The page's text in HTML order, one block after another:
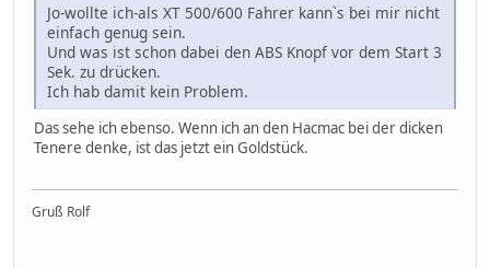
Jo-wollte ich-als XT 500/600 Fahrer kann`s bei mir nicht
einfach genug sein.
Und was ist schon dabei den ABS Knopf vor dem Start 3
Sek. zu drücken.
Ich hab damit kein Problem.
Das sehe ich ebenso. Wenn ich an den Hacmac bei der dicken
Tenere denke, ist das jetzt ein Goldstück.
Gruß Rolf